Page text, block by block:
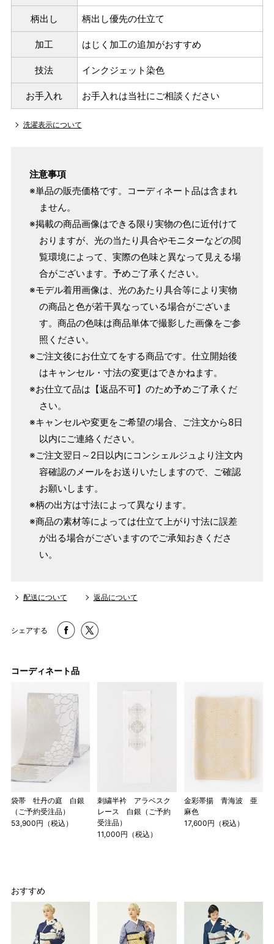
サイズ 身長目安 ヒップ目安
S ～85cm
4尺5分
M
～160cm
4尺2寸
MW
4尺3寸
～165cm
～98cm
165cm
4尺3寸5分
LW ～105cm
4尺4寸
～170cm ～98cm
170cm
1 寸法は鯨尺（くじらじゃく）寸法です。もともと鯨のひげ
で作られた道具で測っていたので鯨尺と言います。
単位：１尺＝約38cm １寸＝約3.8cm １分＝約0.38cm
2 鯨尺寸法となりますので上表の cm はおおよその長さとな
ります。
3 反物の巾により表記の裄のサイズが出ない場合がございま
す。その際は、目一杯での寸法とさせていただきます。
柄出し 柄出し優先の仕立て
加工 はじく加工の追加がおすすめ
技法 インクジェット染色
お手入れ お手入れは当社にご相談ください
洗濯表示について
注意事項
※単品の販売価格です。コーディネート品は含まれ
ません。
※掲載の商品画像はできる限り実物の色に近付けて
おりますが、光の当たり具合やモニターなどの閲
覧環境によって、実際の色味と異なって見える場
合がございます。予めご了承ください。
※モデル着用画像は、光のあたり具合等により実物
の商品と色が若干異なっている場合がございま
す。商品の色味は商品単体で撮影した画像をご参
照ください。
※ご注文後にお仕立てをする商品です。仕立開始後
はキャンセル・寸法の変更はできかねます。
※お仕立て品は【返品不可】のため予めご了承くだ
さい。
※キャンセルや変更をご希望の場合、ご注文から8日
以内にご連絡ください。
※ご注文翌日～2日以内にコンシェルジュより注文内
容確認のメールをお送りいたしますので、ご確認
お願いします。
※柄の出方は寸法によって異なります。
※商品の素材等によっては仕立て上がり寸法に誤差
が出る場合がございますのでご承知おきくださ
い。
配送について 返品について
シェアする
コーディネート品
袋帯 牡丹の庭 白銀
（ご予約受注品）
53,900円（税込）
刺繍半衿 アラベスク
レース 白銀（ご予約
受注品）
11,000円（税込）
金彩帯揚 青海波 亜
麻色
17,600円（税込）
おすすめ